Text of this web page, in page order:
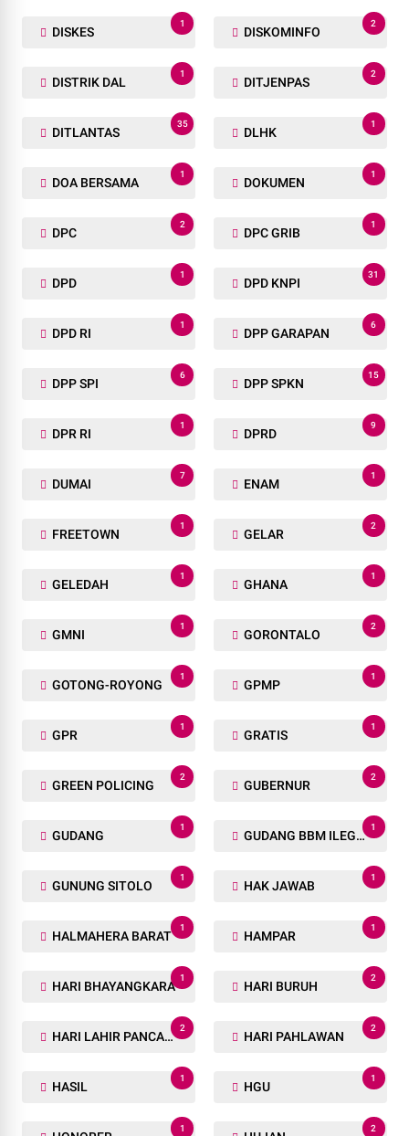
DISKES
1
DISKOMINFO
2
DISTRIK DAL
1
DITJENPAS
2
DITLANTAS
35
DLHK
1
DOA BERSAMA
1
DOKUMEN
1
DPC
2
DPC GRIB
1
DPD
1
DPD KNPI
31
DPD RI
1
DPP GARAPAN
6
DPP SPI
6
DPP SPKN
15
DPR RI
1
DPRD
9
DUMAI
7
ENAM
1
FREETOWN
1
GELAR
2
GELEDAH
1
GHANA
1
GMNI
1
GORONTALO
2
GOTONG-ROYONG
1
GPMP
1
GPR
1
GRATIS
1
GREEN POLICING
2
GUBERNUR
2
GUDANG
1
GUDANG BBM ILEGAL
1
GUNUNG SITOLO
1
HAK JAWAB
1
HALMAHERA BARAT
1
HAMPAR
1
HARI BHAYANGKARA
1
HARI BURUH
2
HARI LAHIR PANCASILA
2
HARI PAHLAWAN
2
HASIL
1
HGU
1
1 2